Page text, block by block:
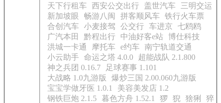
天下行租车
西安公交出行 盖世汽车
三明交运
新加坡眼
畅游八闽 拼客顺风车
铁行火车票
合创汽车
小麦接驾 公交行 车进京 七鸥鸥
广汽本田
黔程出行 中油好客e站 博仕科技
洪城一卡通
摩托车 e约车
南宁轨道交通
小云助手 命运之塔 4.0.0
超能战队 2.1.800
神之兵团 0.16.7
足球赛事 1.101
大战略 1.0九游版
爆炒三国 2.00.060九游版
宝宝学做牙医 1.0.1
美容美发店 1.2
钢铁巨炮 2.1.5 暮色方舟 1.52.1 猡 猊 猞猁
猝